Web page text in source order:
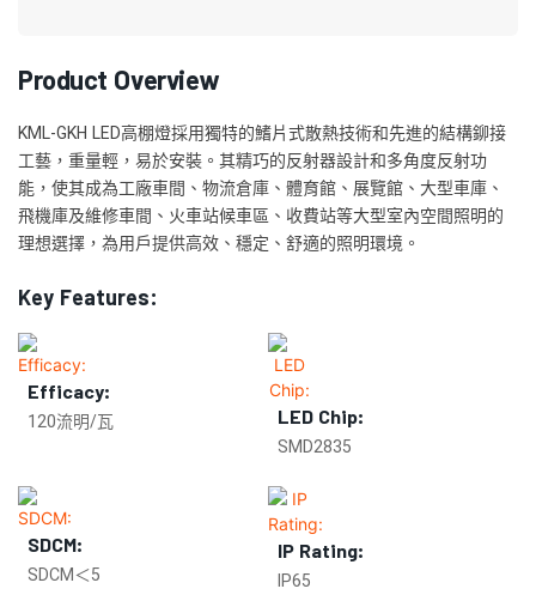
Product Overview
KML-GKH LED高棚燈採用獨特的鰭片式散熱技術和先進的結構鉚接
工藝，重量輕，易於安裝。其精巧的反射器設計和多角度反射功
能，使其成為工廠車間、物流倉庫、體育館、展覽館、大型車庫、
飛機庫及維修車間、火車站候車區、收費站等大型室內空間照明的​​
理想選擇，為用戶提供高效、穩定、舒適的照明環境。
Key Features:
Efficacy:
120流明/瓦 LED Chip:
SMD2835
SDCM:
SDCM＜5
IP Rating:
IP65